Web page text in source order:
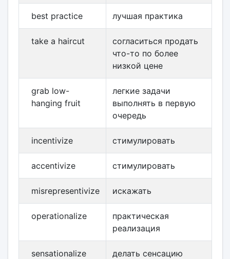
best practice лучшая практика
take a haircut
согласиться продать
что-то по более
низкой цене
grab low-
hanging fruit
легкие задачи
выполнять в первую
очередь
incentivize стимулировать
accentivize стимулировать
misrepresentivize искажать
operationalize
практическая
реализация
sensationalize делать сенсацию